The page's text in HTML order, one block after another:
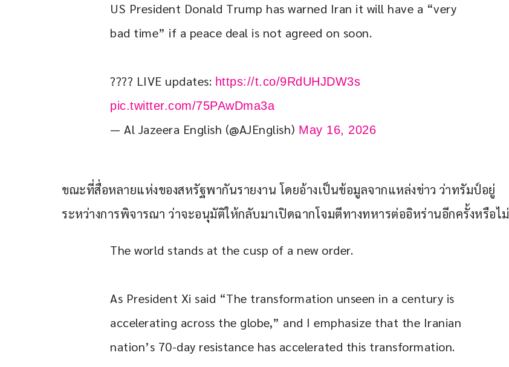
US President Donald Trump has warned Iran it will have a “very
bad time” if a peace deal is not agreed on soon.
???? LIVE updates: https://t.co/9RdUHJDW3s
pic.twitter.com/75PAwDma3a
— Al Jazeera English (@AJEnglish) May 16, 2026
ขณะที่สื่อหลายแห่งของสหรัฐพากันรายงาน โดยอ้างเป็นข้อมูลจากแหล่งข่าว ว่าทรัมป์อยู่
ระหว่างการพิจารณา ว่าจะอนุมัติให้กลับมาเปิดฉากโจมตีทางทหารต่ออิหร่านอีกครั้งหรือไม่
The world stands at the cusp of a new order.
As President Xi said “The transformation unseen in a century is
accelerating across the globe,” and I emphasize that the Iranian
nation’s 70-day resistance has accelerated this transformation.